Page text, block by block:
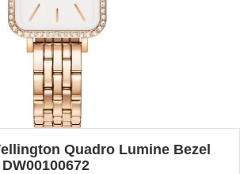
Quadro Lumine Bezel